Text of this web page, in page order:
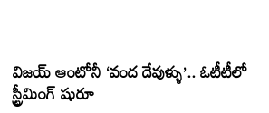
విజయ్ ఆంటోనీ ‘వంద దేవుళ్ళు’.. ఓటీటీలో
స్ట్రీమింగ్ షురూ